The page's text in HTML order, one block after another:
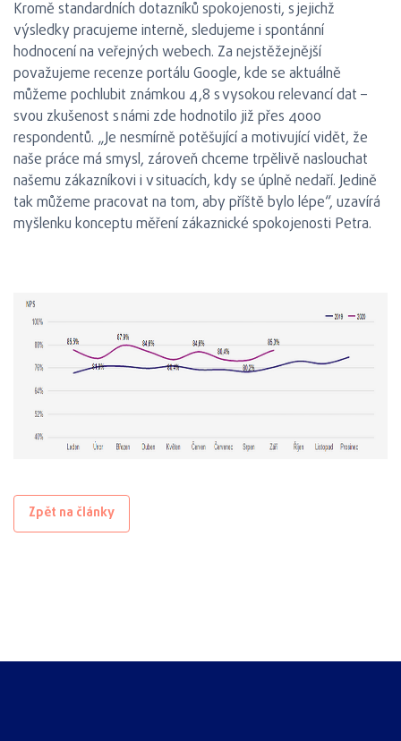
Kromě standardních dotazníků spokojenosti, s jejichž
výsledky pracujeme interně, sledujeme i spontánní
hodnocení na veřejných webech. Za nejstěžejnější
považujeme recenze portálu Google, kde se aktuálně
můžeme pochlubit známkou 4,8 s vysokou relevancí dat –
svou zkušenost s námi zde hodnotilo již přes 4000
respondentů. „Je nesmírně potěšující a motivující vidět, že
naše práce má smysl, zároveň chceme trpělivě naslouchat
našemu zákazníkovi i v situacích, kdy se úplně nedaří. Jedině
tak můžeme pracovat na tom, aby příště bylo lépe“, uzavírá
myšlenku konceptu měření zákaznické spokojenosti Petra.
Zpět na články